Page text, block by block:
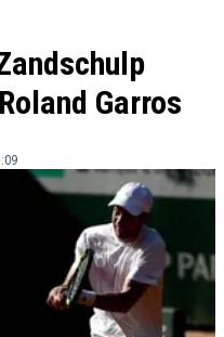
Garros